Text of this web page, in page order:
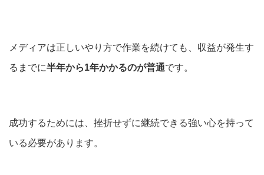
メディアは正しいやり方で作業を続けても、収益が発生す
るまでに半年から1年かかるのが普通です。
成功するためには、挫折せずに継続できる強い心を持って
いる必要があります。